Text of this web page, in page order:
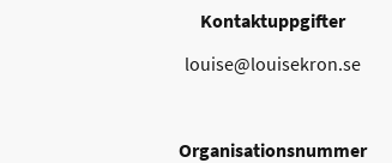
Kontaktuppgifter
louise@louisekron.se
Organisationsnummer